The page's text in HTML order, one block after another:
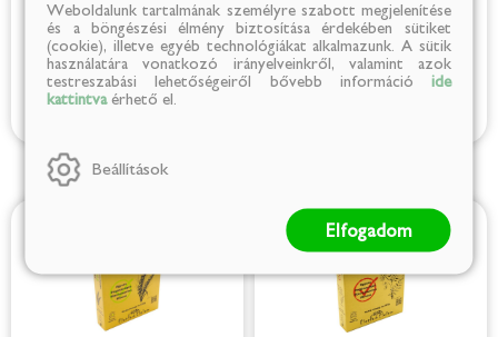
479 Ft
(1 916 Ft/kg)
779 Ft
(3 116 Ft/kg)
Weboldalunk tartalmának személyre szabott megjelenítése
és a böngészési élmény biztosítása érdekében sütiket
(cookie), illetve egyéb technológiákat alkalmazunk. A sütik
használatára vonatkozó irányelveinkről, valamint azok
testreszabási lehetőségeiről bővebb információ ide
kattintvaérhető el.
Beállítások
Elfogadom